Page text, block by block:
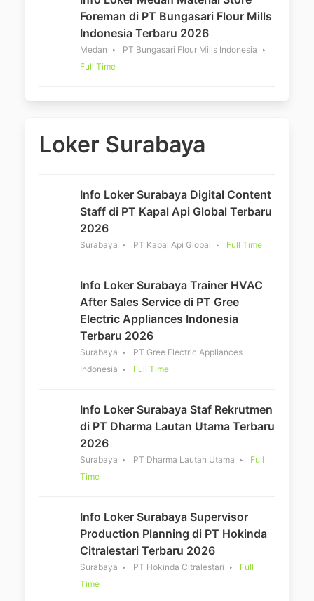
Foreman di PT Bungasari Flour Mills
Indonesia Terbaru 2026
Medan
PT Bungasari Flour Mills Indonesia
Full Time
Loker Surabaya
Info Loker Surabaya Digital Content
Staff di PT Kapal Api Global Terbaru
2026
Surabaya PT Kapal Api Global Full Time
Info Loker Surabaya Trainer HVAC
After Sales Service di PT Gree
Electric Appliances Indonesia
Terbaru 2026
Surabaya
PT Gree Electric Appliances
Indonesia
Full Time
Info Loker Surabaya Staf Rekrutmen
di PT Dharma Lautan Utama Terbaru
2026
Surabaya PT Dharma Lautan Utama
Full
Time
Info Loker Surabaya Supervisor
Production Planning di PT Hokinda
Citralestari Terbaru 2026
Surabaya PT Hokinda Citralestari
Full
Time